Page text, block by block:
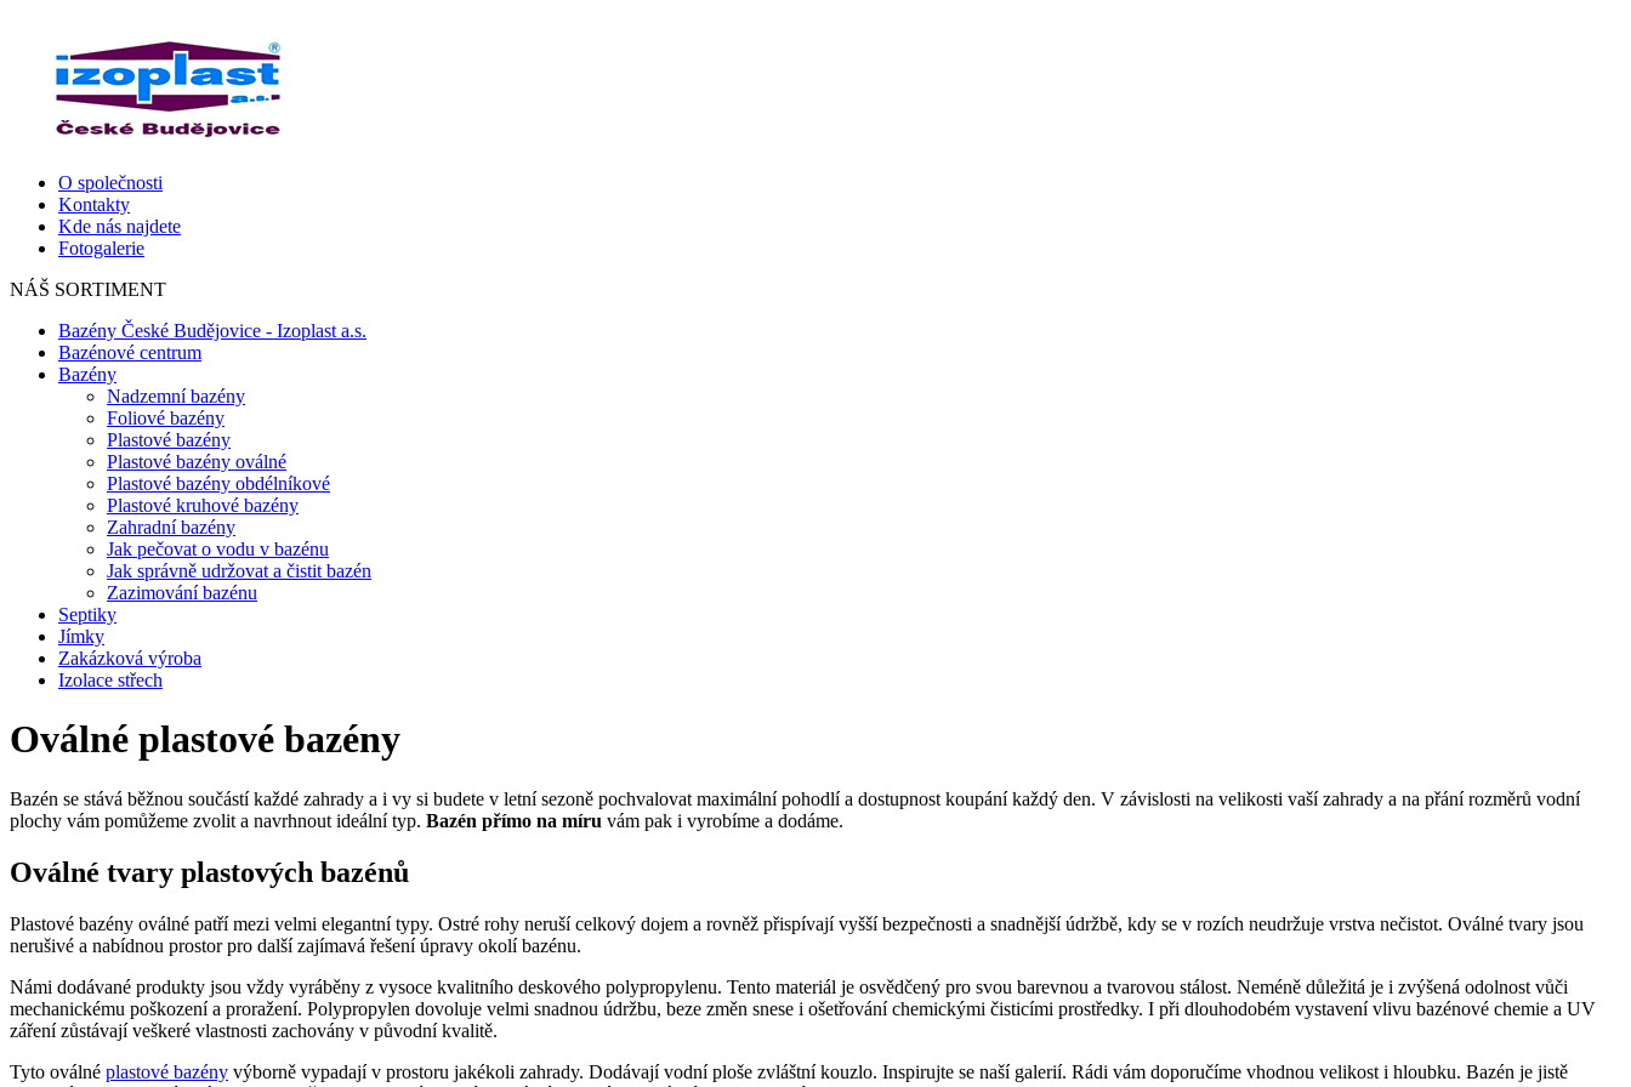
O společnosti
Kontakty
Kde nás najdete
Fotogalerie
NÁŠ SORTIMENT
Bazény České Budějovice - Izoplast a.s.
Bazénové centrum
Bazény
Nadzemní bazény
Foliové bazény
Plastové bazény
Plastové bazény oválné
Plastové bazény obdélníkové
Plastové kruhové bazény
Zahradní bazény
Jak pečovat o vodu v bazénu
Jak správně udržovat a čistit bazén
Zazimování bazénu
Septiky
Jímky
Zakázková výroba
Izolace střech
Oválné plastové bazény
Bazén se stává běžnou součástí každé zahrady a i vy si budete v letní sezoně pochvalovat maximální pohodlí a dostupnost koupání každý den. V závislosti na velikosti vaší zahrady a na přání rozměrů vodní
plochy vám pomůžeme zvolit a navrhnout ideální typ. Bazén přímo na míru vám pak i vyrobíme a dodáme.
Oválné tvary plastových bazénů
Plastové bazény oválné patří mezi velmi elegantní typy. Ostré rohy neruší celkový dojem a rovněž přispívají vyšší bezpečnosti a snadnější údržbě, kdy se v rozích neudržuje vrstva nečistot. Oválné tvary jsou
nerušivé a nabídnou prostor pro další zajímavá řešení úpravy okolí bazénu.
Námi dodávané produkty jsou vždy vyráběny z vysoce kvalitního deskového polypropylenu. Tento materiál je osvědčený pro svou barevnou a tvarovou stálost. Neméně důležitá je i zvýšená odolnost vůči
mechanickému poškození a proražení. Polypropylen dovoluje velmi snadnou údržbu, beze změn snese i ošetřování chemickými čisticími prostředky. I při dlouhodobém vystavení vlivu bazénové chemie a UV
záření zůstávají veškeré vlastnosti zachovány v původní kvalitě.
Tyto oválné plastové bazény výborně vypadají v prostoru jakékoli zahrady. Dodávají vodní ploše zvláštní kouzlo. Inspirujte se naší galerií. Rádi vám doporučíme vhodnou velikost i hloubku. Bazén je jistě